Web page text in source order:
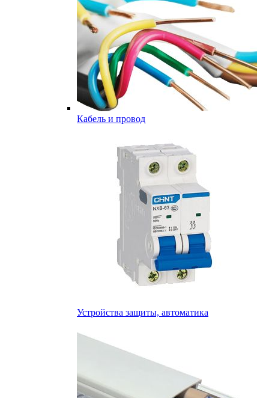
Кабель и провод
Устройства защиты, автоматика